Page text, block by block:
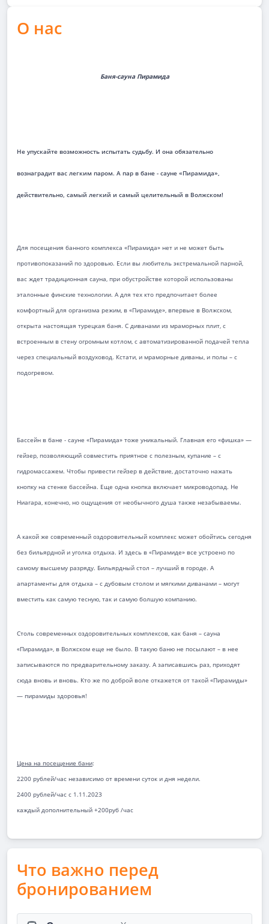
О нас
Баня-сауна Пирамида
Не упускайте возможность испытать судьбу. И она обязательно
вознаградит вас легким паром. А пар в бане - сауне «Пирамида»,
действительно, самый легкий и самый целительный в Волжском!
Для посещения банного комплекса «Пирамида» нет и не может быть
противопоказаний по здоровью. Если вы любитель экстремальной парной,
вас ждет традиционная сауна, при обустройстве которой использованы
эталонные финские технологии. А для тех кто предпочитает более
комфортный для организма режим, в «Пирамиде», впервые в Волжском,
открыта настоящая турецкая баня. С диванами из мраморных плит, с
встроенным в стену огромным котлом, с автоматизированной подачей тепла
через специальный воздуховод. Кстати, и мраморные диваны, и полы – с
подогревом.
Бассейн в бане - сауне «Пирамида» тоже уникальный. Главная его «фишка» —
гейзер, позволяющий совместить приятное с полезным, купание – с
гидромассажем. Чтобы привести гейзер в действие, достаточно нажать
кнопку на стенке бассейна. Еще одна кнопка включает микроводопад. Не
Ниагара, конечно, но ощущения от необычного душа также незабываемы.
А какой же современный оздоровительный комплекс может обойтись сегодня
без бильярдной и уголка отдыха. И здесь в «Пирамиде» все устроено по
самому высшему разряду. Бильярдный стол – лучший в городе. А
апартаменты для отдыха – с дубовым столом и мягкими диванами – могут
вместить как самую тесную, так и самую болшую компанию.
Столь современных оздоровительных комплексов, как баня – сауна
«Пирамида», в Волжском еще не было. В такую баню не посылают – в нее
записываются по предварительному заказу. А записавшись раз, приходят
сюда вновь и вновь. Кто же по доброй воле откажется от такой «Пирамиды»
— пирамиды здоровья!
Цена на посещение бани:
2200 рублей/час независимо от времени суток и дня недели.
2400 рублей/час с 1.11.2023
каждый дополнительный +200руб /час
Что важно перед
бронированием